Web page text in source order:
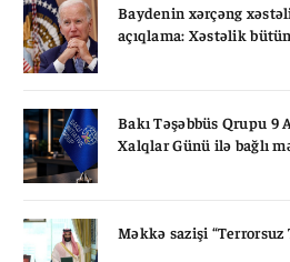
Baydenin xərçəng
açıqlama: Xəstəlik
Bakı Təşəbbüs Qrupu
Xalqlar Günü ilə bağlı
Məkkə sazişi